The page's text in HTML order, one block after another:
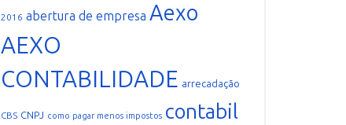
2016 abertura de empresa Aexo
AEXO
CONTABILIDADE arrecadação
CBS CNPJ como pagar menos impostos contabil